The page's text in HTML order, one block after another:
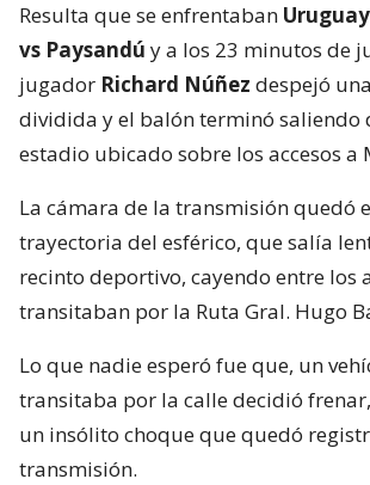
Resulta que se enfrentaban
vs Paysandú y a los 23 minutos de
jugador Richard Núñez despejó
dividida y el balón terminó saliendo
estadio ubicado sobre los accesos a
La cámara de la transmisión quedó
trayectoria del esférico, que salía
recinto deportivo, cayendo entre los
transitaban por la Ruta Gral. Hugo
Lo que nadie esperó fue que, un
transitaba por la calle decidió
un insólito choque que quedó
transmisión.